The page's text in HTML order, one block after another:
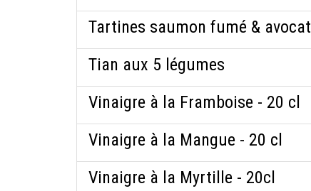
Tartines saumon fumé & avocat
Tian aux 5 légumes
Vinaigre à la Framboise - 20 cl
Vinaigre à la Mangue - 20 cl
Vinaigre à la Myrtille - 20cl